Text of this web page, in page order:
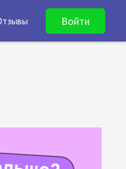
Войти